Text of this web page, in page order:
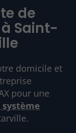
de
Saint-
domicile et
pour une